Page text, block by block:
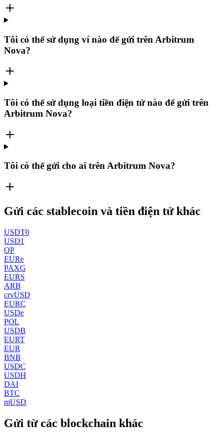
Tôi có thể sử dụng ví nào để gửi trên Arbitrum
Nova?
Tôi có thể sử dụng loại tiền điện tử nào để gửi trên
Arbitrum Nova?
Tôi có thể gửi cho ai trên Arbitrum Nova?
Gửi các stablecoin và tiền điện tử khác
USDT0
USD1
OP
EURe
PAXG
EURS
ARB
crvUSD
EURC
USDe
POL
USDB
EURT
EUR
BNB
USDC
USDH
DAI
BTC
mUSD
Gửi từ các blockchain khác